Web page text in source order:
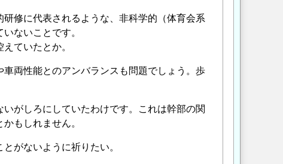
修に代表されるような、非科学的（体育会系
ないことです。
ていたとか。
両性能とのアンバランスも問題でしょう。歩
がしろにしていたわけです。これは幹部の関
もしれません。
がないように祈りたい。